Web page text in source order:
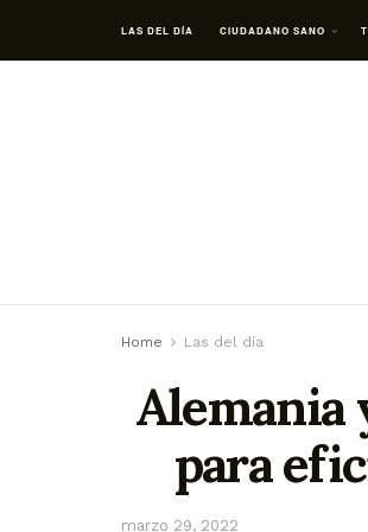
LAS DEL DÍA CIUDADANO SANO
Home Las del día
Alemania
para
marzo 29, 2022